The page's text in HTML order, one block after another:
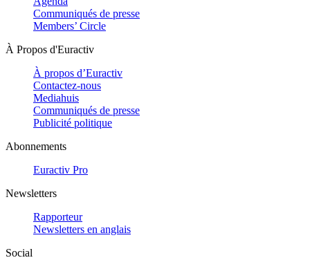
Communiqués de presse
Members’ Circle
À Propos d'Euractiv
À propos d’Euractiv
Contactez-nous
Mediahuis
Communiqués de presse
Publicité politique
Abonnements
Euractiv Pro
Newsletters
Rapporteur
Newsletters en anglais
Social